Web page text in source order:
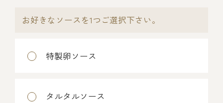
お好きなソースを1つご選択下さい。
特製卵ソース
タルタルソース